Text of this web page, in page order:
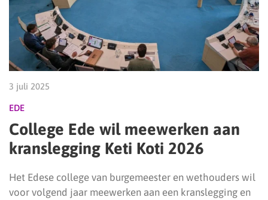
3 juli 2025
EDE
College Ede wil meewerken aan
kranslegging Keti Koti 2026
Het Edese college van burgemeester en wethouders wil
voor volgend jaar meewerken aan een kranslegging en